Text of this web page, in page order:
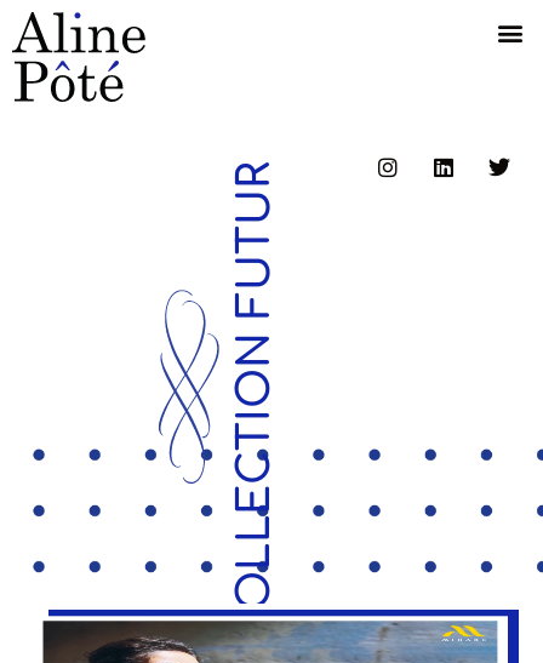
COLLECTION FUTUR